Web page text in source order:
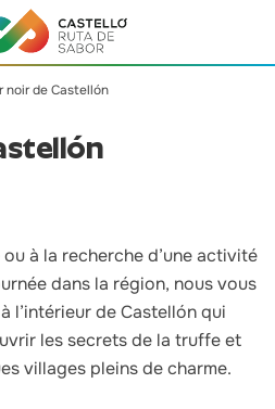
noir de Castellón
à la recherche d’une activité
dans la région, nous vous
l’intérieur de Castellón qui
les secrets de la truffe et
villages pleins de charme.